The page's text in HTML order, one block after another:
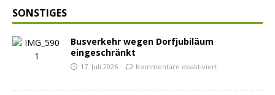
SONSTIGES
Busverkehr wegen Dorfjubiläum
eingeschränkt
17. Juli 2026 Kommentare deaktiviert